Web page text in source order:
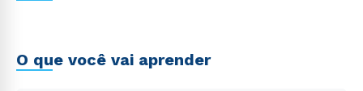
O que você vai aprender